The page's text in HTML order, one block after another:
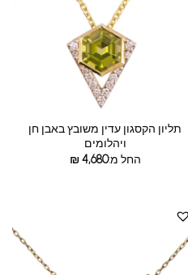
תליון הקסגון עדין משובץ באבן חן
ויהלומים
החל מ:
₪4,680